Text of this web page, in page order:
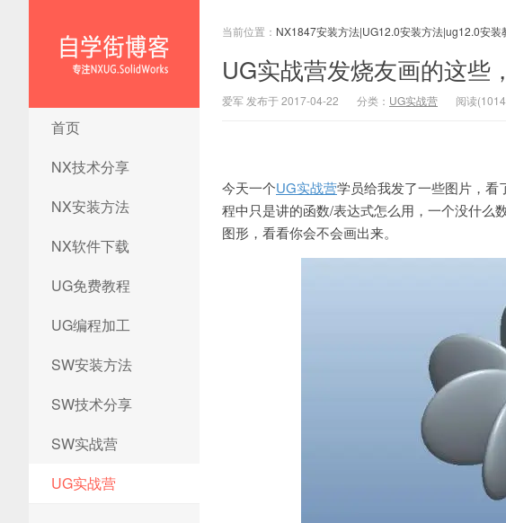
NX1847安装方法|UG12.0安装
方法|ug12.0安装教程|ug12.0
首页
NX技术分享
NX安装方法
NX软件下载
UG免费教程
UG编程加工
SW安装方法
SW技术分享
SW实战营
UG实战营
当前位置： NX1847安装方法|UG12.0安装方法|ug12.0安
UG实战营发烧友画的这些
爱军 发布于 2017-04-22 分类： UG实战营 阅读
今天一个UG实战营学员给我发了一些图片，看
程中只是讲的函数/表达式怎么用，一个没什么
图形，看看你会不会画出来。